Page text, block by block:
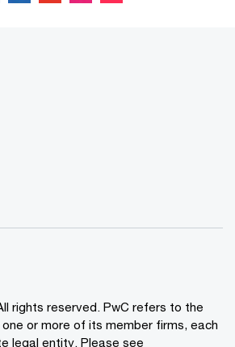
rights reserved. PwC refers to the
or more of its member firms, each
legal entity. Please see